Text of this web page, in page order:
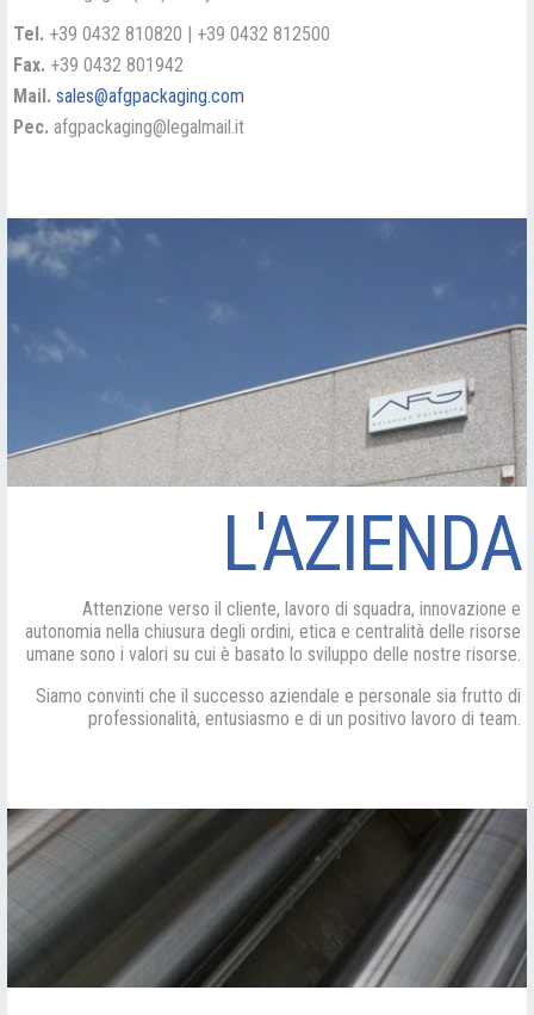
Tel. +39 0432 810820 | +39 0432 812500
Fax. +39 0432 801942
Mail. sales@afgpackaging.com
Pec. afgpackaging@legalmail.it
L'AZIENDA
Attenzione verso il cliente, lavoro di squadra, innovazione e
autonomia nella chiusura degli ordini, etica e centralità delle risorse
umane sono i valori su cui è basato lo sviluppo delle nostre risorse.
Siamo convinti che il successo aziendale e personale sia frutto di
professionalità, entusiasmo e di un positivo lavoro di team.